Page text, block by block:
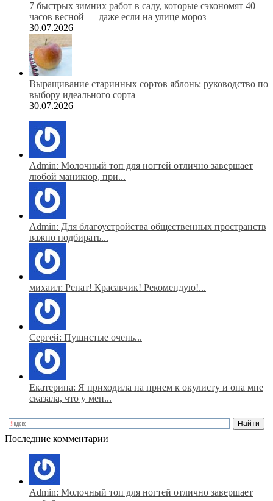
7 быстрых зимних работ в саду, которые сэкономят 40
часов весной — даже если на улице мороз
30.07.2026
Выращивание старинных сортов яблонь: руководство по
выбору идеального сорта
30.07.2026
Admin: Молочный топ для ногтей отлично завершает
любой маникюр, при...
Admin: Для благоустройства общественных пространств
важно подбирать...
михаил: Ренат! Красавчик! Рекомендую!...
Сергей: Пушистые очень...
Екатерина: Я приходила на прием к окулисту и она мне
сказала, что у мен...
Последние комментарии
Admin: Молочный топ для ногтей отлично завершает